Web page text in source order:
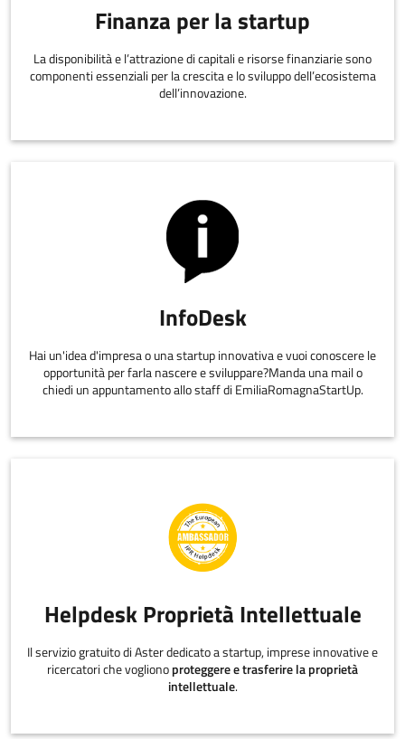
Finanza per la startup
La disponibilità e l’attrazione di capitali e risorse finanziarie sono
componenti essenziali per la crescita e lo sviluppo dell’ecosistema
dell’innovazione.
InfoDesk
Hai un'idea d'impresa o una startup innovativa e vuoi conoscere le
opportunità per farla nascere e sviluppare?Manda una mail o
chiedi un appuntamento allo staff di EmiliaRomagnaStartUp.
Helpdesk Proprietà Intellettuale
Il servizio gratuito di Aster dedicato a startup, imprese innovative e
ricercatori che voglionoproteggere e trasferire la proprietà
intellettuale.